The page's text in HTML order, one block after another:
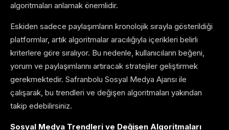
algoritmaları anlamak önemlidir.
Eskiden sadece paylaşımların kronolojik sırayla gösterildiği
platformlar, artık algoritmalar aracılığıyla içerikleri belirli
kriterlere göre sıralıyor. Bu nedenle, kullanıcıların beğeni,
yorum ve paylaşımlarını artıracak stratejiler geliştirmek
gerekmektedir. Safranbolu Sosyal Medya Ajansı ile
çalışarak, bu trendleri ve değişen algoritmaları yakından
takip edebilirsiniz.
Sosyal Medya Trendleri ve Değişen Algoritmaları